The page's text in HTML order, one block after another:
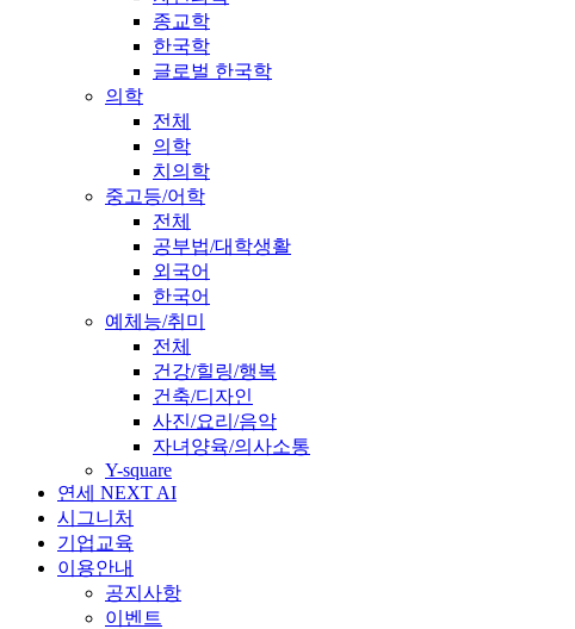
종교학
한국학
글로벌 한국학
의학
전체
의학
치의학
중고등/어학
전체
공부법/대학생활
외국어
한국어
예체능/취미
전체
건강/힐링/행복
건축/디자인
사진/요리/음악
자녀양육/의사소통
Y-square
연세 NEXT AI
시그니처
기업교육
이용안내
공지사항
이벤트